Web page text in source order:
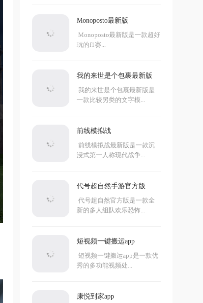
Monoposto最新版
Monoposto最新版是一款超好
玩的f1赛...
我的来世是个包裹最新版
我的来世是个包裹最新版是
一款比较另类的文字模...
前线模拟战
前线模拟战最新版是一款沉
浸式第一人称现代战争...
代号超自然手游官方版
代号超自然官方版是一款全
新的多人组队欢乐恐怖...
短视频一键搬运app
短视频一键搬运app是一款优
秀的多功能视频处...
康悦到家app